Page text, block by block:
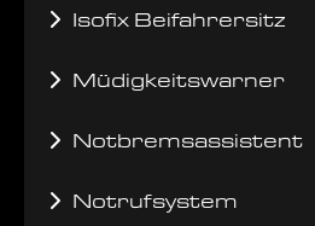
Isofix Beifahrersitz
Müdigkeitswarner
Notbremsassistent
Notrufsystem